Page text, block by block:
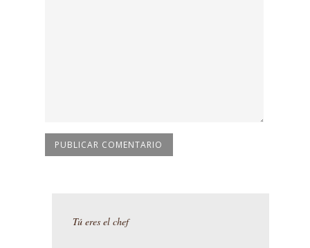
Tú eres el chef